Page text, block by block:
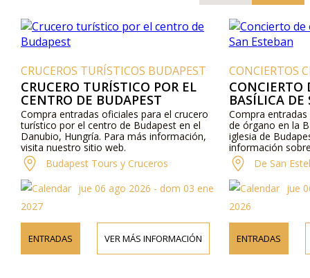
CRUCEROS TURÍSTICOS BUDAPEST
CRUCERO TURÍSTICO POR EL
CENTRO DE BUDAPEST
Compra entradas oficiales para el crucero
turístico por el centro de Budapest en el
Danubio, Hungría. Para más información,
visita nuestro sitio web.
Budapest Tours y Cruceros
jue 06 ago 2026 - dom 03 ene
2027
ENTRADAS VER MÁS INFORMACIÓN
CONCIERTOS
CONCIERTO
BASÍLICA
Compra
de órgano en la
iglesia de
información
visita nuestro
teléfono.De San
jue
2026
ENTRADAS